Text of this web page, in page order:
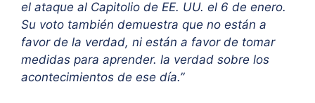
el ataque al Capitolio de EE. UU. el 6 de enero.
Su voto también demuestra que no están a
favor de la verdad, ni están a favor de tomar
medidas para aprender. la verdad sobre los
acontecimientos de ese día.”